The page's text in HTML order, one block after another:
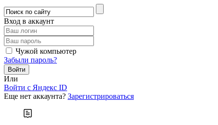
Вход в аккаунт
Чужой компьютер
Забыли пароль?
Или
Войти c Яндекс ID
Еще нет аккаунта? Зарегистрироваться